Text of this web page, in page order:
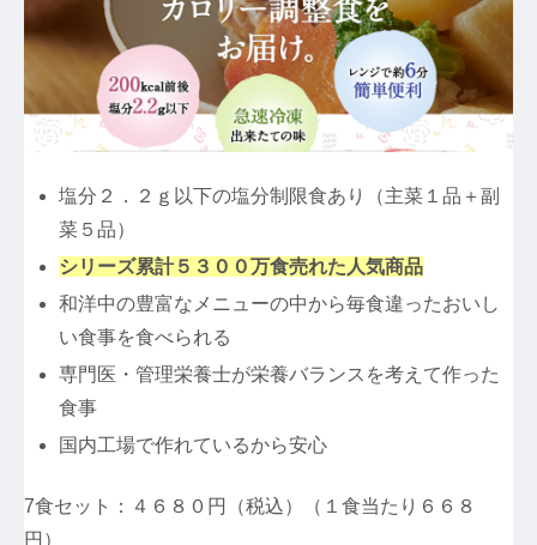
塩分２．２ｇ以下の塩分制限食あり（主菜１品＋副
菜５品）
シリーズ累計５３００万食売れた人気商品
和洋中の豊富なメニューの中から毎食違ったおいし
い食事を食べられる
専門医・管理栄養士が栄養バランスを考えて作った
食事
国内工場で作れているから安心
7食セット：４６８０円（税込）（１食当たり６６８
円）